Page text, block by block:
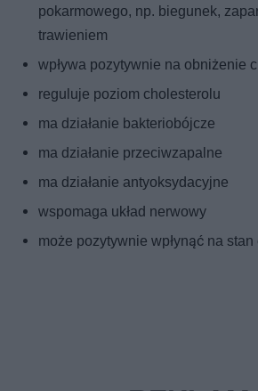
pokarmowego, np. biegunek,
trawieniem
wpływa pozytywnie na obniżenie
reguluje poziom cholesterolu
ma działanie bakteriobójcze
ma działanie przeciwzapalne
ma działanie antyoksydacyjne
wspomaga układ nerwowy
może pozytywnie wpłynąć na stan